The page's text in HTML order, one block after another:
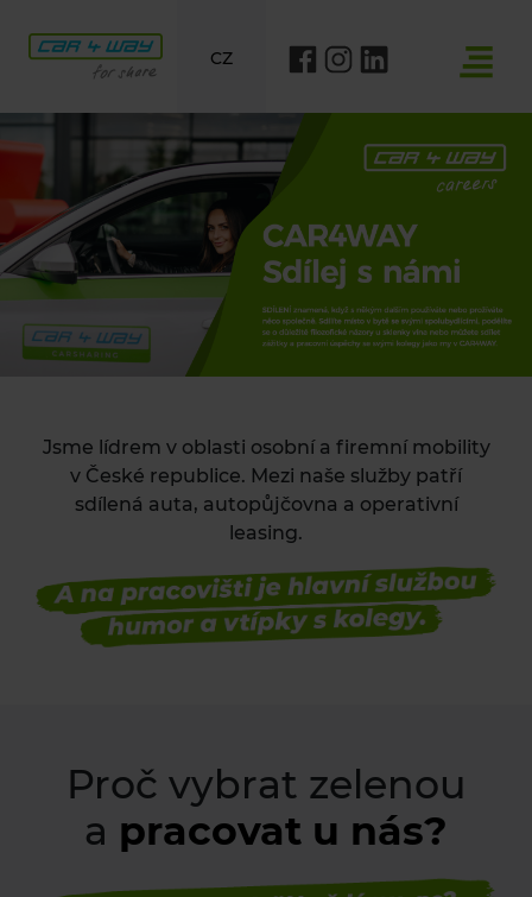
CZ
Jsme lídrem v oblasti osobní a firemní mobility
v České republice. Mezi naše služby patří
sdílená auta, autopůjčovna a operativní
leasing.
Proč vybrat zelenou
a pracovat u nás?